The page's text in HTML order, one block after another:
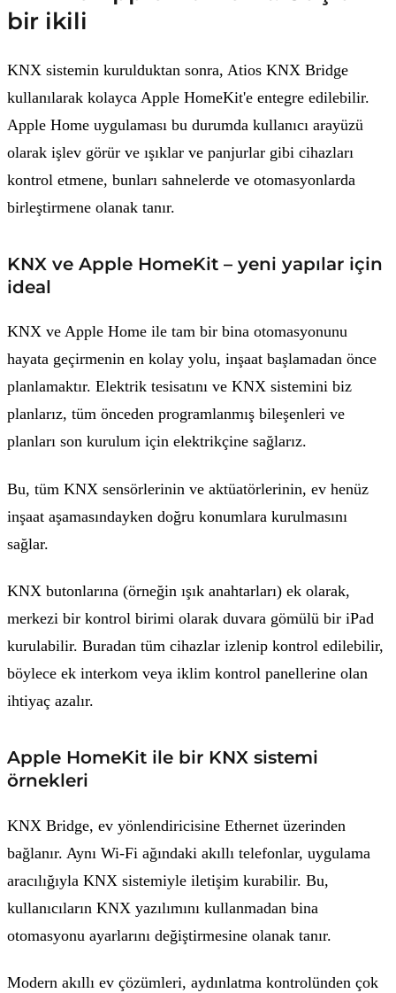
bir ikili
KNX sistemin kurulduktan sonra, Atios KNX Bridge
kullanılarak kolayca Apple HomeKit'e entegre edilebilir.
Apple Home uygulaması bu durumda kullanıcı arayüzü
olarak işlev görür ve ışıklar ve panjurlar gibi cihazları
kontrol etmene, bunları sahnelerde ve otomasyonlarda
birleştirmene olanak tanır.
KNX ve Apple HomeKit – yeni yapılar için
ideal
KNX ve Apple Home ile tam bir bina otomasyonunu
hayata geçirmenin en kolay yolu, inşaat başlamadan önce
planlamaktır. Elektrik tesisatını ve KNX sistemini biz
planlarız, tüm önceden programlanmış bileşenleri ve
planları son kurulum için elektrikçine sağlarız.
Bu, tüm KNX sensörlerinin ve aktüatörlerinin, ev henüz
inşaat aşamasındayken doğru konumlara kurulmasını
sağlar.
KNX butonlarına (örneğin ışık anahtarları) ek olarak,
merkezi bir kontrol birimi olarak duvara gömülü bir iPad
kurulabilir. Buradan tüm cihazlar izlenip kontrol edilebilir,
böylece ek interkom veya iklim kontrol panellerine olan
ihtiyaç azalır.
Apple HomeKit ile bir KNX sistemi
örnekleri
KNX Bridge, ev yönlendiricisine Ethernet üzerinden
bağlanır. Aynı Wi-Fi ağındaki akıllı telefonlar, uygulama
aracılığıyla KNX sistemiyle iletişim kurabilir. Bu,
kullanıcıların KNX yazılımını kullanmadan bina
otomasyonu ayarlarını değiştirmesine olanak tanır.
Modern akıllı ev çözümleri, aydınlatma kontrolünden çok